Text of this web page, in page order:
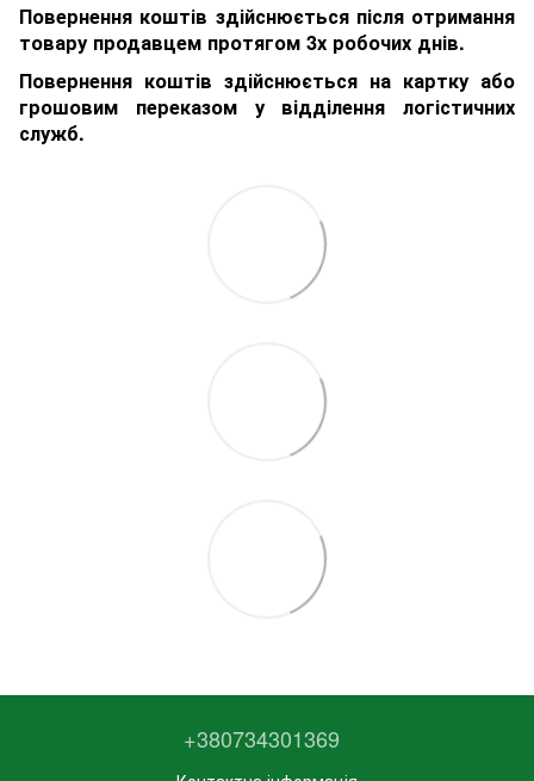
Повернення коштів здійснюється після отримання
товару продавцем протягом 3х робочих днів.
Повернення коштів здійснюється на картку або
грошовим переказом у відділення логістичних
служб.
+380734301369